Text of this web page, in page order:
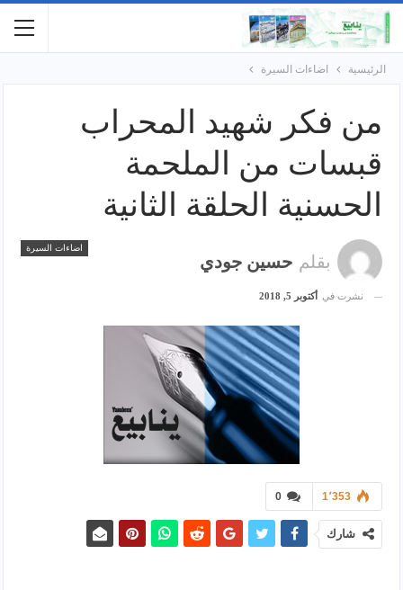
الرئيسية اضاءات السيرة
من فكر شهيد المحراب
قبسات من الملحمة
الحسنية الحلقة الثانية
اضاءات السيرة
بقلم حسين جودي
نشرت في أكتوبر 5, 2018
0 1٬353
شارك